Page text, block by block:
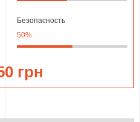
Безопасность
50%
грн